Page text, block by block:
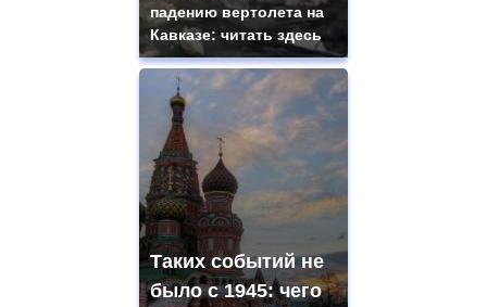
падению вертолета на
Кавказе: читать здесь
Таких событий не
было с 1945: чего